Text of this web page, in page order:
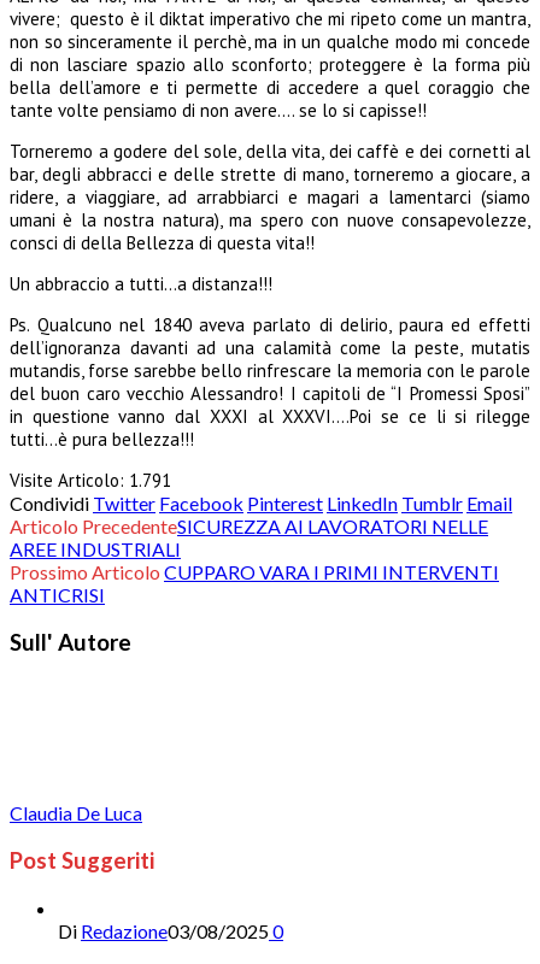
vivere; questo è il diktat imperativo che mi ripeto come un mantra,
non so sinceramente il perchè, ma in un qualche modo mi concede
di non lasciare spazio allo sconforto; proteggere è la forma più
bella dell’amore e ti permette di accedere a quel coraggio che
tante volte pensiamo di non avere…. se lo si capisse!!
Torneremo a godere del sole, della vita, dei caffè e dei cornetti al
bar, degli abbracci e delle strette di mano, torneremo a giocare, a
ridere, a viaggiare, ad arrabbiarci e magari a lamentarci (siamo
umani è la nostra natura), ma spero con nuove consapevolezze,
consci di della Bellezza di questa vita!!
Un abbraccio a tutti…a distanza!!!
Ps. Qualcuno nel 1840 aveva parlato di delirio, paura ed effetti
dell’ignoranza davanti ad una calamità come la peste, mutatis
mutandis, forse sarebbe bello rinfrescare la memoria con le parole
del buon caro vecchio Alessandro! I capitoli de “I Promessi Sposi”
in questione vanno dal XXXI al XXXVI….Poi se ce li si rilegge
tutti…è pura bellezza!!!
Visite Articolo: 1.791
Condividi Twitter Facebook Pinterest LinkedIn Tumblr Email
Articolo PrecedenteSICUREZZA AI LAVORATORI NELLE
AREE INDUSTRIALI
Prossimo Articolo CUPPARO VARA I PRIMI INTERVENTI
ANTICRISI
Sull' Autore
Claudia De Luca
Post Suggeriti
Di Redazione03/08/20250